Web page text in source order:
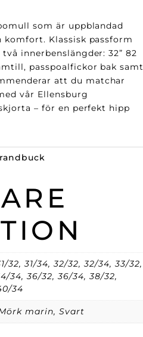
som är uppblandad
Klassisk passform
innerbenslängder: 32” 82
passpoalfickor bak samt
att du matchar
vår Ellensburg
– för en perfekt hipp
32, 31/34, 32/32, 32/34, 33/32,
34, 36/32, 36/34, 38/32,
34
marin, Svart